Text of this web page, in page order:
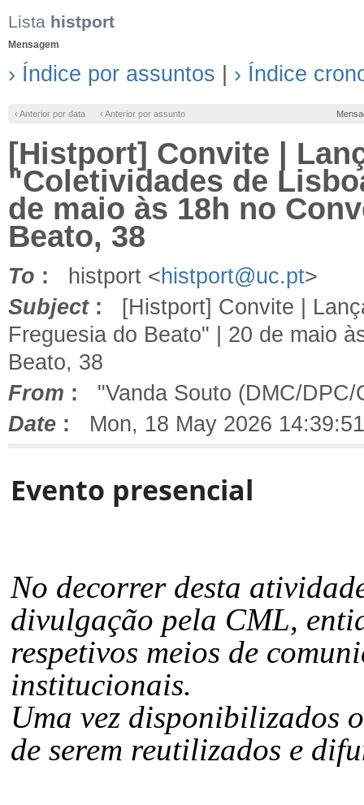
Lista histport
Mensagem
› Índice por assuntos › Índice
‹ Anterior por data ‹ Anterior por assunto
[Histport] Convite |
"Coletividades de
de maio às 18h no
Beato, 38
To : histport <histport@uc.pt>
Subject: [Histport] Convite |
Freguesia do Beato" | 20 de maio
Beato, 38
From : "Vanda Souto (DMC/DPC/
Date : Mon, 18 May 2026
Evento presencial
No decorrer desta
divulgação pela CML,
respetivos meios de
institucionais.
Uma vez disponibilizados
de serem reutilizados e